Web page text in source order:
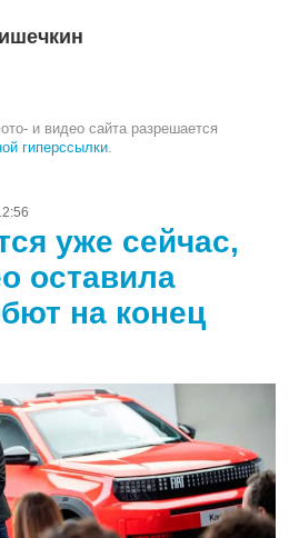
и видео сайта разрешается
гиперссылки
уже сейчас,
оставила
на конец